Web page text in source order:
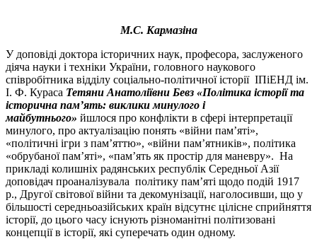
М.С. Кармазіна
У доповіді доктора історичних наук, професора, заслуженого
діяча науки і техніки України, головного наукового
співробітника відділу соціально-політичної історії ІПіЕНД ім.
І. Ф. Кураса Тетяни Анатоліївни Бевз «Політика історії та
історична пам’ять: виклики минулого і
майбутнього» йшлося про конфлікти в сфері інтерпретації
минулого, про актуалізацію понять «війни пам’яті»,
«політичні ігри з пам’яттю», «війни пам’ятників», політика
«обрубаної пам’яті», «пам’ять як простір для маневру». На
прикладі колишніх радянських республік Середньої Азії
доповідач проаналізувала політику пам’яті щодо подій 1917
р., Другої світової війни та декомунізації, наголосивши, що у
більшості середньоазійських країн відсутнє цілісне сприйняття
історії, до цього часу існують різноманітні політизовані
концепції в історії, які суперечать один одному.